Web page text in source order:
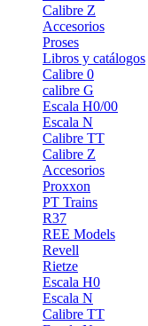
Calibre Z
Accesorios
Proses
Libros y catálogos
Calibre 0
calibre G
Escala H0/00
Escala N
Calibre TT
Calibre Z
Accesorios
Proxxon
PT Trains
R37
REE Models
Revell
Rietze
Escala H0
Escala N
Calibre TT